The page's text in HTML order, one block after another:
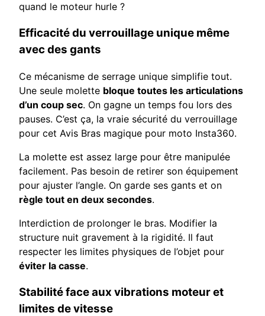
quand le moteur hurle ?
Efficacité du verrouillage unique même
avec des gants
Ce mécanisme de serrage unique simplifie tout.
Une seule molette bloque toutes les articulations
d’un coup sec. On gagne un temps fou lors des
pauses. C’est ça, la vraie sécurité du verrouillage
pour cet Avis Bras magique pour moto Insta360.
La molette est assez large pour être manipulée
facilement. Pas besoin de retirer son équipement
pour ajuster l’angle. On garde ses gants et on
règle tout en deux secondes.
Interdiction de prolonger le bras. Modifier la
structure nuit gravement à la rigidité. Il faut
respecter les limites physiques de l’objet pour
éviter la casse.
Stabilité face aux vibrations moteur et
limites de vitesse